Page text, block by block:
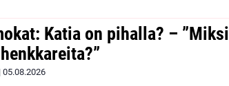
Katia on pihalla? – ”Miksi
05.08.2026